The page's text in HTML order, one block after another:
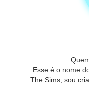
Esse é o nome
The Sims, sou